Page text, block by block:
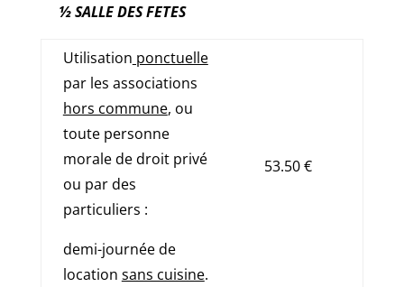
½ SALLE DES FETES
Utilisation ponctuelle
par les associations
hors commune, ou
toute personne
morale de droit privé
ou par des
particuliers :
demi-journée de
location sans cuisine.
53.50 €